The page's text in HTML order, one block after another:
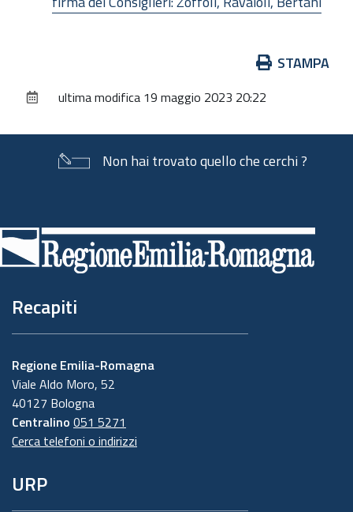
documento
STAMPA
ultima modifica 19 maggio 2023 20:22
Non hai trovato quello che cerchi ?
di
pagina
Recapiti
Regione Emilia-Romagna
Viale Aldo Moro, 52
40127 Bologna
Centralino 051 5271
Cerca telefoni o indirizzi
URP